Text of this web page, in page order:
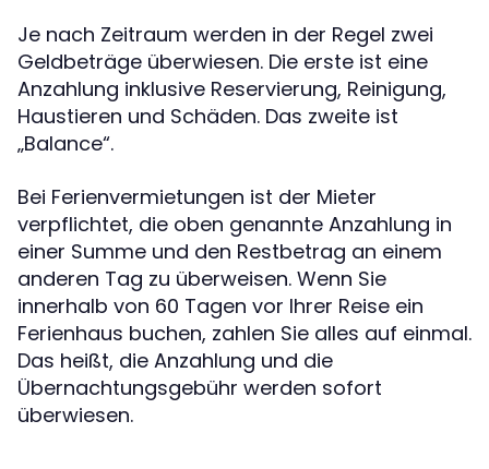
Je nach Zeitraum werden in der Regel zwei
Geldbeträge überwiesen. Die erste ist eine
Anzahlung inklusive Reservierung, Reinigung,
Haustieren und Schäden. Das zweite ist
„Balance“.
Bei Ferienvermietungen ist der Mieter
verpflichtet, die oben genannte Anzahlung in
einer Summe und den Restbetrag an einem
anderen Tag zu überweisen. Wenn Sie
innerhalb von 60 Tagen vor Ihrer Reise ein
Ferienhaus buchen, zahlen Sie alles auf einmal.
Das heißt, die Anzahlung und die
Übernachtungsgebühr werden sofort
überwiesen.